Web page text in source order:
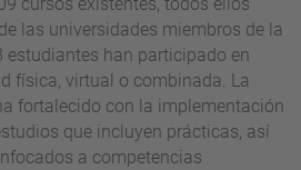
las universidades miembros de la
estudiantes han participado en
física, virtual o combinada. La
fortalecido con la implementación
que incluyen prácticas, así
a competencias